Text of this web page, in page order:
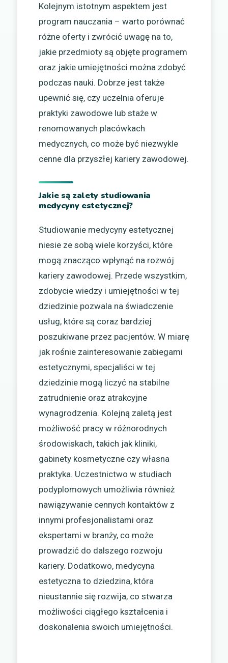
Kolejnym istotnym aspektem jest
program nauczania – warto porównać
różne oferty i zwrócić uwagę na to,
jakie przedmioty są objęte programem
oraz jakie umiejętności można zdobyć
podczas nauki. Dobrze jest także
upewnić się, czy uczelnia oferuje
praktyki zawodowe lub staże w
renomowanych placówkach
medycznych, co może być niezwykle
cenne dla przyszłej kariery zawodowej.
Jakie są zalety studiowania
medycyny estetycznej?
Studiowanie medycyny estetycznej
niesie ze sobą wiele korzyści, które
mogą znacząco wpłynąć na rozwój
kariery zawodowej. Przede wszystkim,
zdobycie wiedzy i umiejętności w tej
dziedzinie pozwala na świadczenie
usług, które są coraz bardziej
poszukiwane przez pacjentów. W miarę
jak rośnie zainteresowanie zabiegami
estetycznymi, specjaliści w tej
dziedzinie mogą liczyć na stabilne
zatrudnienie oraz atrakcyjne
wynagrodzenia. Kolejną zaletą jest
możliwość pracy w różnorodnych
środowiskach, takich jak kliniki,
gabinety kosmetyczne czy własna
praktyka. Uczestnictwo w studiach
podyplomowych umożliwia również
nawiązywanie cennych kontaktów z
innymi profesjonalistami oraz
ekspertami w branży, co może
prowadzić do dalszego rozwoju
kariery. Dodatkowo, medycyna
estetyczna to dziedzina, która
nieustannie się rozwija, co stwarza
możliwości ciągłego kształcenia i
doskonalenia swoich umiejętności.